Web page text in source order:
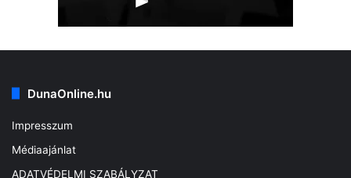
DunaOnline.hu
Impresszum
Médiaajánlat
ADATVÉDELMI SZABÁLYZAT